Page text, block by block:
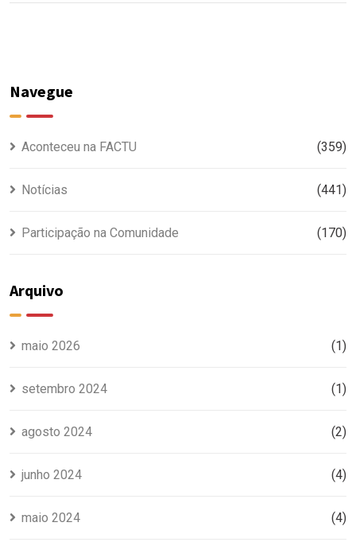
Navegue
Aconteceu na FACTU (359)
Notícias (441)
Participação na Comunidade (170)
Arquivo
maio 2026 (1)
setembro 2024 (1)
agosto 2024 (2)
junho 2024 (4)
maio 2024 (4)